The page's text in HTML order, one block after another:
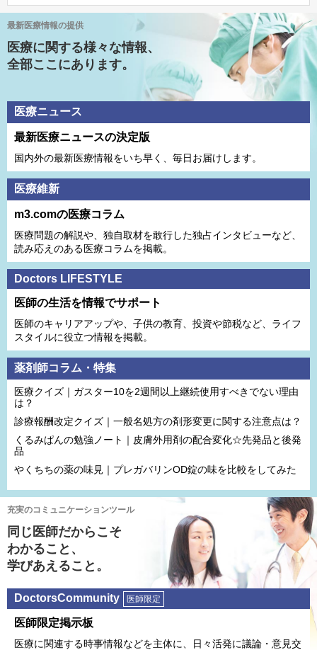
最新医療情報の提供
医療に関する様々な情報、
全部ここにあります。
医療ニュース
最新医療ニュースの決定版
国内外の最新医療情報をいち早く、毎日お届けします。
医療維新
m3.comの医療コラム
医療問題の解説や、独⾃取材を敢⾏した独占インタビューなど、
読み応えのある医療コラムを掲載。
Doctors LIFESTYLE
医師の生活を情報でサポート
医師のキャリアアップや、子供の教育、投資や節税など、ライフ
スタイルに役立つ情報を掲載。
薬剤師コラム・特集
医療クイズ｜ガスター10を2週間以上継続使用すべきでない理由
は？
診療報酬改定クイズ｜一般名処方の剤形変更に関する注意点は？
くるみぱんの勉強ノート｜皮膚外用剤の配合変化☆先発品と後発
品
やくちちの薬の味見｜プレガバリンOD錠の味を比較をしてみた
充実のコミュニケーションツール
同じ医師だからこそ
わかること、
学びあえること。
DoctorsCommunity 医師限定
医師限定掲⽰板
医療に関連する時事情報などを主体に、⽇々活発に議論・意⾒交